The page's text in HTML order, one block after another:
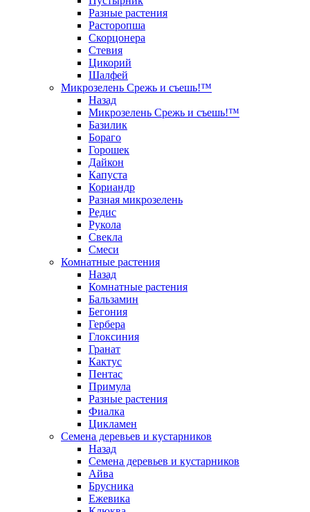
Разные растения
Расторопша
Скорцонера
Стевия
Цикорий
Шалфей
Микрозелень Срежь и съешь!™
Назад
Микрозелень Срежь и съешь!™
Базилик
Бораго
Горошек
Дайкон
Капуста
Кориандр
Разная микрозелень
Редис
Рукола
Свекла
Смеси
Комнатные растения
Назад
Комнатные растения
Бальзамин
Бегония
Гербера
Глоксиния
Гранат
Кактус
Пентас
Примула
Разные растения
Фиалка
Цикламен
Семена деревьев и кустарников
Назад
Семена деревьев и кустарников
Айва
Брусника
Ежевика